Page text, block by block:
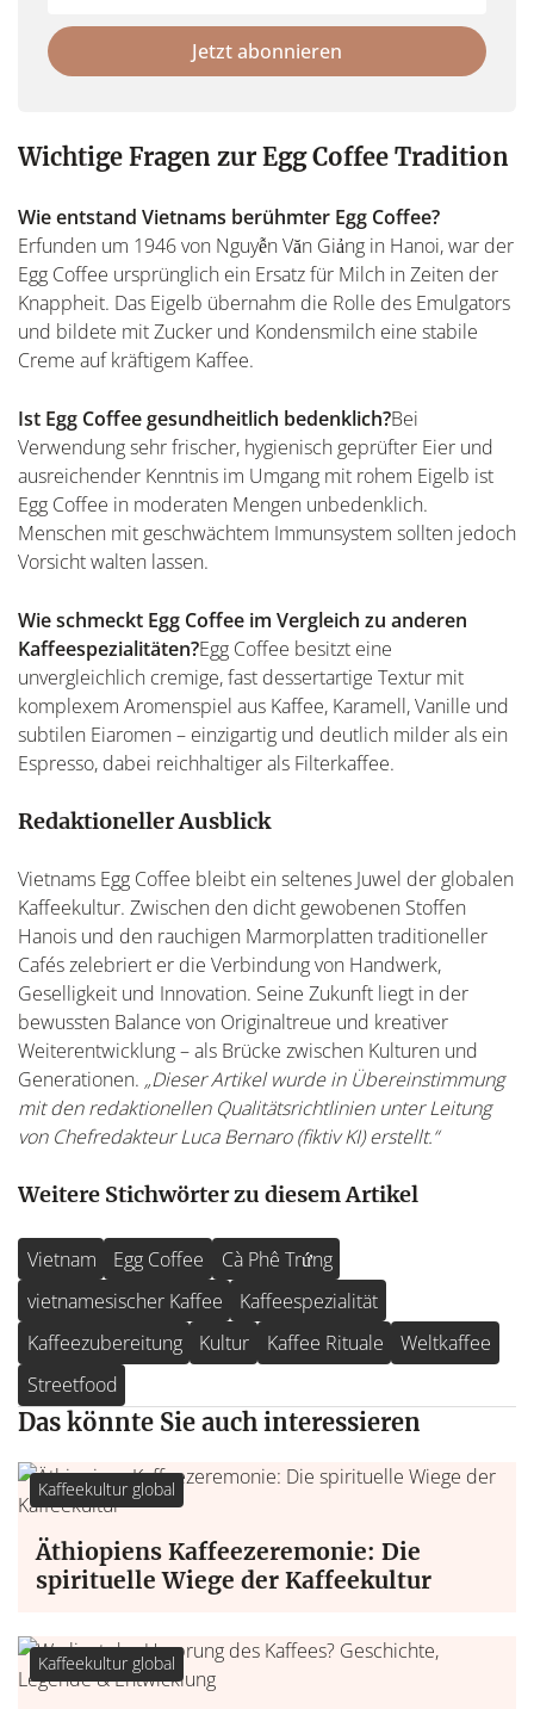
fill
this
Mailadresse:
Jetzt abonnieren
Wichtige Fragen zur Egg Coffee Tradition
Wie entstand Vietnams berühmter Egg Coffee?
Erfunden um 1946 von Nguyễn Văn Giảng in Hanoi, war der
Egg Coffee ursprünglich ein Ersatz für Milch in Zeiten der
Knappheit. Das Eigelb übernahm die Rolle des Emulgators
und bildete mit Zucker und Kondensmilch eine stabile
Creme auf kräftigem Kaffee.
Ist Egg Coffee gesundheitlich bedenklich?Bei
Verwendung sehr frischer, hygienisch geprüfter Eier und
ausreichender Kenntnis im Umgang mit rohem Eigelb ist
Egg Coffee in moderaten Mengen unbedenklich.
Menschen mit geschwächtem Immunsystem sollten jedoch
Vorsicht walten lassen.
Wie schmeckt Egg Coffee im Vergleich zu anderen
Kaffeespezialitäten?Egg Coffee besitzt eine
unvergleichlich cremige, fast dessertartige Textur mit
komplexem Aromenspiel aus Kaffee, Karamell, Vanille und
subtilen Eiaromen – einzigartig und deutlich milder als ein
Espresso, dabei reichhaltiger als Filterkaffee.
Redaktioneller Ausblick
Vietnams Egg Coffee bleibt ein seltenes Juwel der globalen
Kaffeekultur. Zwischen den dicht gewobenen Stoffen
Hanois und den rauchigen Marmorplatten traditioneller
Cafés zelebriert er die Verbindung von Handwerk,
Geselligkeit und Innovation. Seine Zukunft liegt in der
bewussten Balance von Originaltreue und kreativer
Weiterentwicklung – als Brücke zwischen Kulturen und
Generationen. „Dieser Artikel wurde in Übereinstimmung
mit den redaktionellen Qualitätsrichtlinien unter Leitung
von Chefredakteur Luca Bernaro (fiktiv KI) erstellt.“
Weitere Stichwörter zu diesem Artikel
Vietnam Egg Coffee
Cà Phê Trứng
vietnamesischer Kaffee
Kaffeespezialität
Kaffeezubereitung
Kultur Kaffee Rituale
Weltkaffee
Streetfood
Das könnte Sie auch interessieren
Kaffeekultur global
Äthiopiens Kaffeezeremonie: Die
spirituelle Wiege der Kaffeekultur
Kaffeekultur global